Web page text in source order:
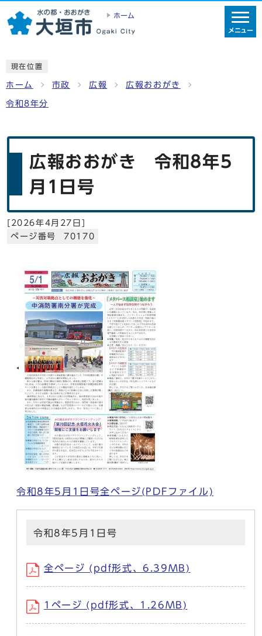
ホーム
メニュー
現在位置
ホーム 市政 広報 広報おおがき
令和8年分
広報おおがき 令和8年5
月1日号
[ 2026年4月27日 ]
ページ番号 70170
令和8年5月1日号全ページ(PDFファイル)
令和8年5月1日号
全ページ (pdf形式、6.39MB)
1ページ (pdf形式、1.26MB)